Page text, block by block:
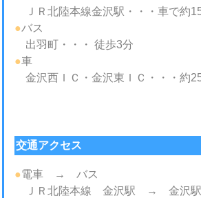
ＪＲ北陸本線金沢駅・・・車で約
●バス
出羽町・・・ 徒歩3分
●車
金沢西ＩＣ・金沢東ＩＣ・・・約
交通アクセス
●電車 → バス
ＪＲ北陸本線 金沢駅 → 金沢駅